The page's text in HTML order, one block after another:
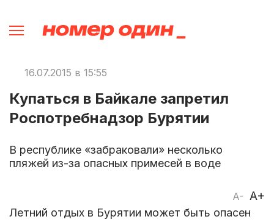
16.07.2015 в 15:55
Купаться в Байкале запретил
Роспотребнадзор Бурятии
В республике «забраковали» несколько
пляжей из-за опасных примесей в воде
A- A+
Летний отдых в Бурятии может быть опасен